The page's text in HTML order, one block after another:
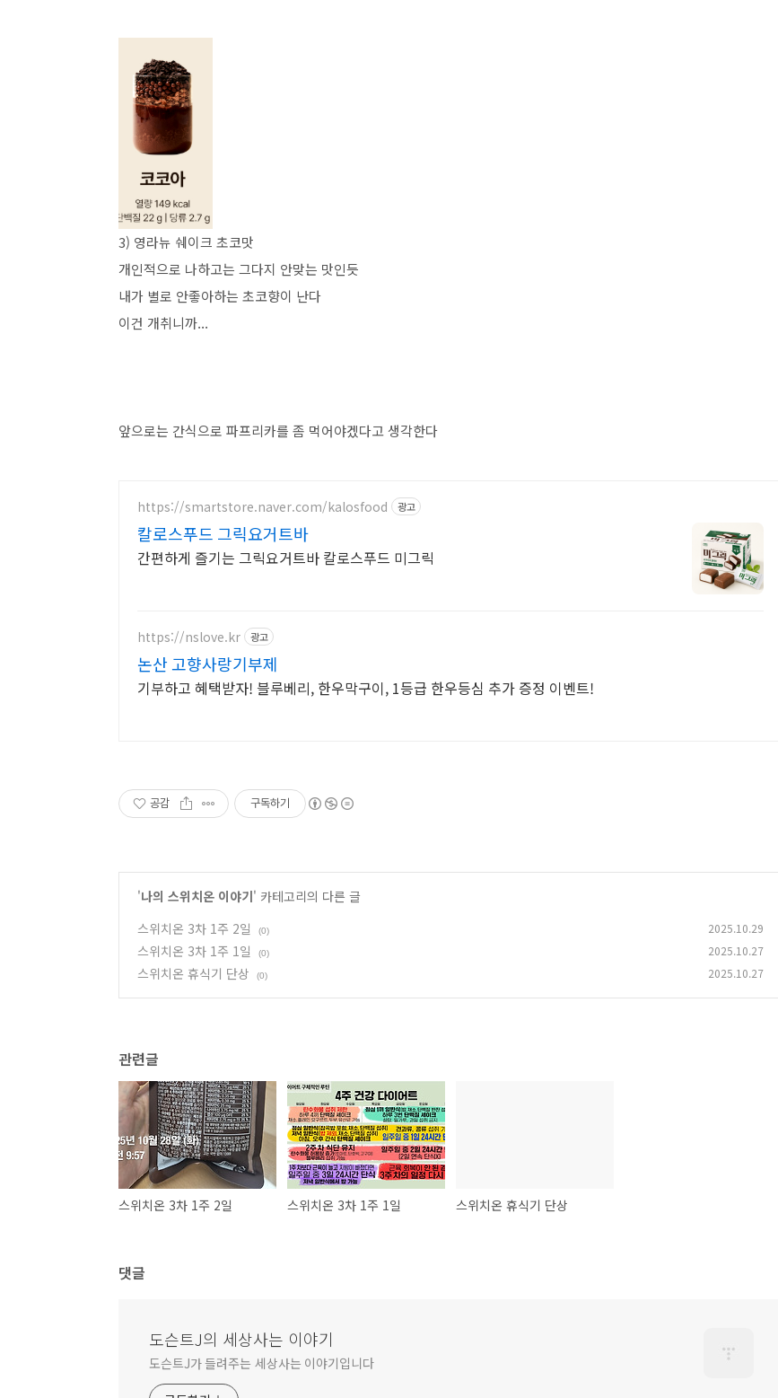
3) 영라뉴 쉐이크 초코맛
개인적으로 나하고는 그다지 안맞는 맛인듯
내가 별로 안좋아하는 초코향이 난다
이건 개취니까...
앞으로는 간식으로 파프리카를 좀 먹어야겠다고 생각한다
https://smartstore.naver.com/kalosfood 광고
칼로스푸드 그릭요거트바
간편하게 즐기는 그릭요거트바 칼로스푸드 미그릭
https://nslove.kr 광고
논산 고향사랑기부제
기부하고 혜택받자! 블루베리, 한우막구이, 1등급 한우등심 추가 증정 이벤트!
공감 구독하기
'나의 스위치온 이야기' 카테고리의 다른 글
스위치온 3차 1주 2일
(0) 2025.10.29
스위치온 3차 1주 1일 (0) 2025.10.27
스위치온 휴식기 단상 (0) 2025.10.27
관련글
스위치온 3차 1주 2일 스위치온 3차 1주 1일 스위치온 휴식기 단상
댓글
도슨트J의 세상사는 이야기
도슨트J가 들려주는 세상사는 이야기입니다